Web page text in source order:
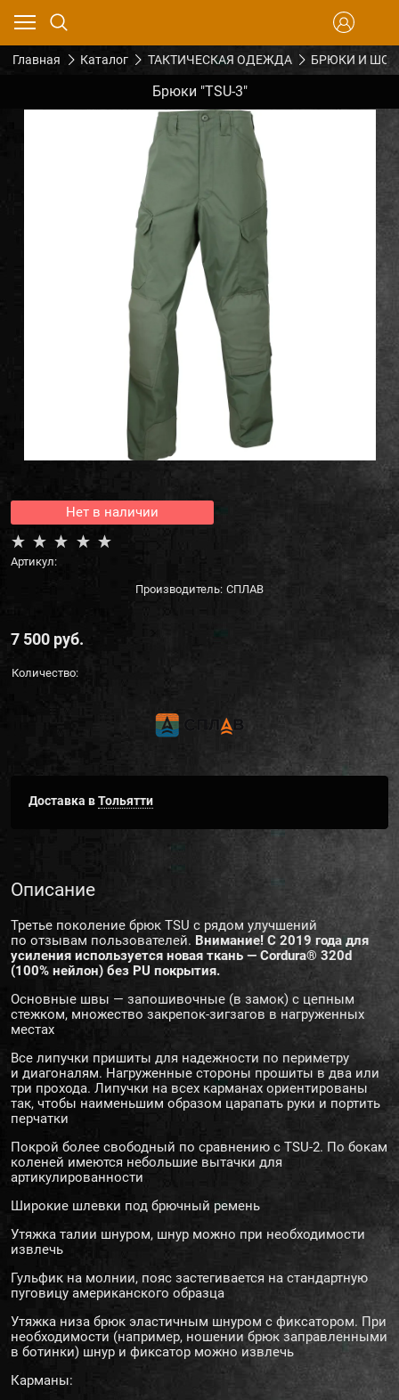
Главная Каталог ТАКТИЧЕСКАЯ ОДЕЖДА БРЮКИ И
Брюки "TSU-3"
Нет в наличии
Артикул:
Производитель: СПЛАВ
7 500 руб.
Количество:
Доставка вТольятти
Описание
Третье поколение брюк TSU с рядом улучшений
по отзывам пользователей. Внимание! С 2019 года для
усиления используется новая ткань — Cordura® 320d
(100% нейлон) без PU покрытия.
Основные швы — запошивочные (в замок) с цепным
стежком, множество закрепок-зигзагов в нагруженных
местах
Все липучки пришиты для надежности по периметру
и диагоналям. Нагруженные стороны прошиты в два или
три прохода. Липучки на всех карманах ориентированы
так, чтобы наименьшим образом царапать руки и портить
перчатки
Покрой более свободный по сравнению с TSU-2. По бокам
коленей имеются небольшие вытачки для
артикулированности
Широкие шлевки под брючный ремень
Утяжка талии шнуром, шнур можно при необходимости
извлечь
Гульфик на молнии, пояс застегивается на стандартную
пуговицу американского образца
Утяжка низа брюк эластичным шнуром с фиксатором. При
необходимости (например, ношении брюк заправленными
в ботинки) шнур и фиксатор можно извлечь
Карманы: